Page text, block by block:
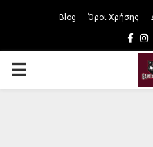
Blog Όροι Χρήσης
PRIMARY